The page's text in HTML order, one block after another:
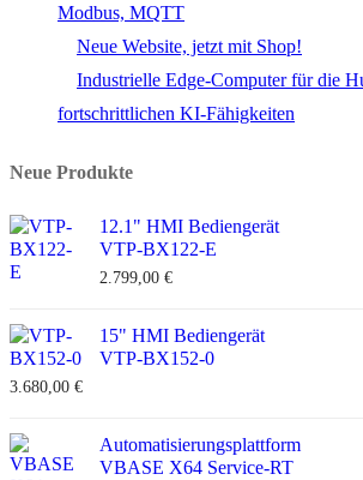
Modbus, MQTT
Neue Website, jetzt mit Shop!
Industrielle Edge-Computer für die
fortschrittlichen KI-Fähigkeiten
Neue Produkte
12.1" HMI Bediengerät
VTP-BX122-E
2.799,00 €
15" HMI Bediengerät
VTP-BX152-0
3.680,00 €
Automatisierungsplattform
VBASE X64 Service-RT